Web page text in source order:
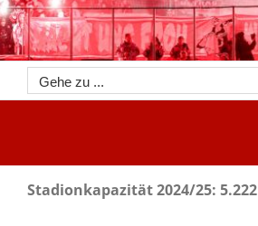
Gehe zu ...
Stadionkapazität 2024/25: 5.222